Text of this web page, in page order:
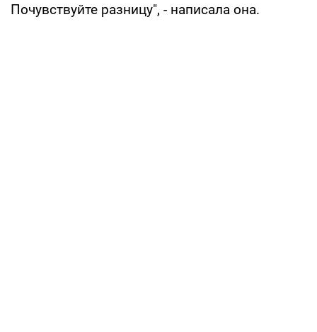
Почувствуйте разницу", - написала она.